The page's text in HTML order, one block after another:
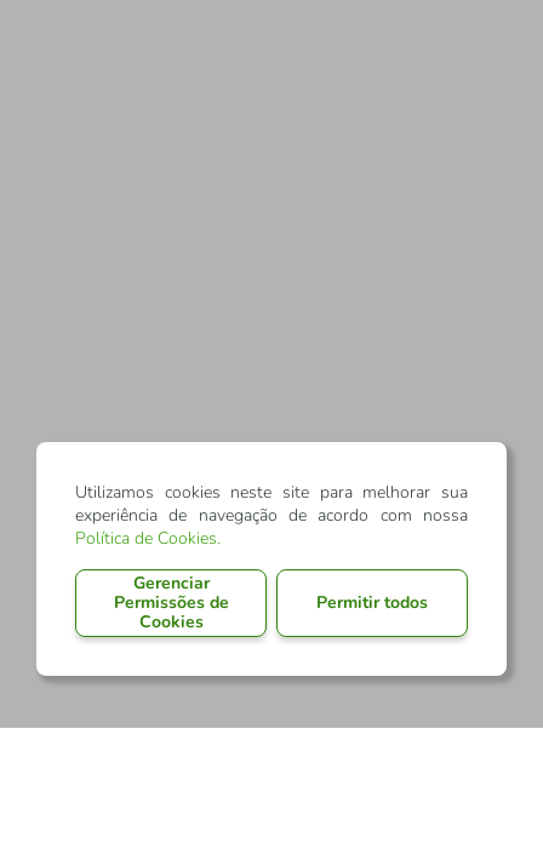
Utilizamos cookies neste site para melhorar sua
experiência de navegação de acordo com nossa
Política de Cookies.
Gerenciar
Permissões de
Cookies
Permitir todos